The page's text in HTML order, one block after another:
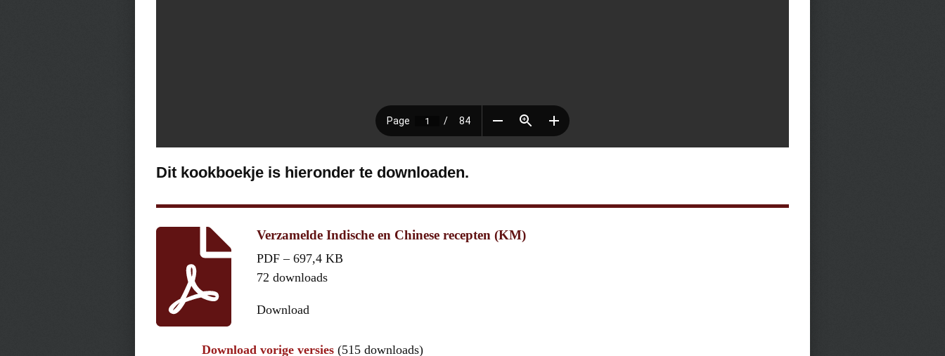
Dit kookboekje is hieronder te downloaden.
Verzamelde Indische en Chinese recepten (KM)
PDF – 697,4 KB
72 downloads
Download
Download vorige versies (515 downloads)